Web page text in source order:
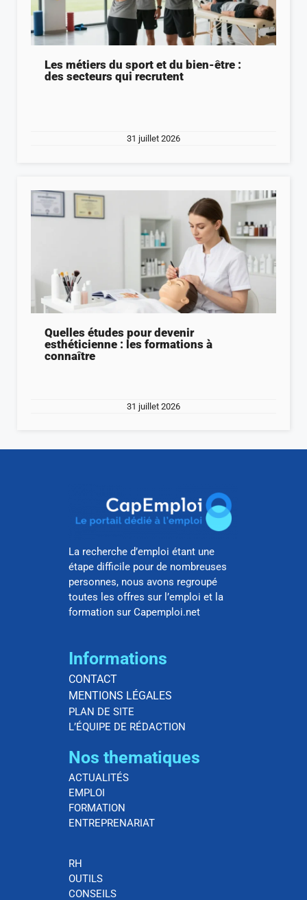
Les métiers du sport et du bien-être :
des secteurs qui recrutent
31 juillet 2026
Quelles études pour devenir
esthéticienne : les formations à
connaître
31 juillet 2026
La recherche d’emploi étant une
étape difficile pour de nombreuses
personnes, nous avons regroupé
toutes les offres sur l’emploi et la
formation sur Capemploi.net
Informations
CONTACT
MENTIONS LÉGALES
PLAN DE SITE
L’ÉQUIPE DE RÉDACTION
Nos thematiques
ACTUALITÉS
EMPLOI
FORMATION
ENTREPRENARIAT
RH
OUTILS
CONSEILS